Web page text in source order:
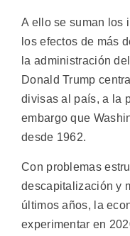
A ello se suman los
los efectos de más
la administración
Donald Trump
divisas al país, a la
embargo que
desde 1962.
Con problemas
descapitalización y
últimos años, la
experimentar en